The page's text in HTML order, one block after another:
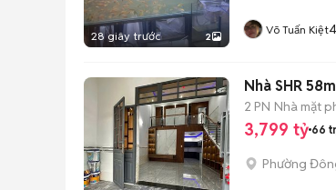
28 giây trước 2 Võ Tuấn Kiệt
Nhà SHR
2 PN Nhà mặt
3,799 tỷ 66
Phường